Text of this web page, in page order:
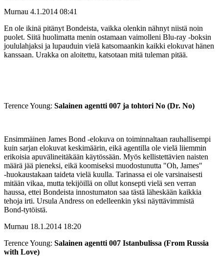
Murnau 4.1.2014 08:41
En ole ikinä pitänyt Bondeista, vaikka olenkin nähnyt niistä noin
puolet. Siitä huolimatta menin ostamaan vaimolleni Blu-ray ‑boksin
joululahjaksi ja lupauduin vielä katsomaankin kaikki elokuvat hänen
kanssaan. Urakka on aloitettu, katsotaan mitä tuleman pitää.
Terence Young: Salainen agentti 007 ja tohtori No (Dr. No)
Ensimmäinen James Bond ‑elokuva on toiminnaltaan rauhallisempi
kuin sarjan elokuvat keskimäärin, eikä agentilla ole vielä liiemmin
erikoisia apuvälineitäkään käytössään. Myös kellistettävien naisten
määrä jää pieneksi, eikä koomiseksi muodostunutta "Oh, James"
‑huokaustakaan taideta vielä kuulla. Tarinassa ei ole varsinaisesti
mitään vikaa, mutta tekijöillä on ollut konsepti vielä sen verran
haussa, ettei Bondeista innostumaton saa tästä läheskään kaikkia
tehoja irti. Ursula Andress on edelleenkin yksi näyttävimmistä
Bond-tytöistä.
Murnau 18.1.2014 18:20
Terence Young: Salainen agentti 007 Istanbulissa (From Russia
with Love)